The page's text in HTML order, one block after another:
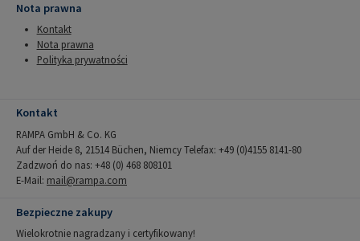
Nota prawna
Kontakt
Nota prawna
Polityka prywatności
Kontakt
RAMPA GmbH & Co. KG
Auf der Heide 8, 21514 Büchen, Niemcy Telefax: +49 (0)4155 8141-80
Zadzwoń do nas: +48 (0) 468 808101
E-Mail: mail@rampa.com
Bezpieczne zakupy
Wielokrotnie nagradzany i certyfikowany!